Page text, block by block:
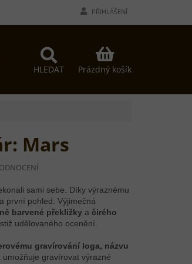
PŘIHLÁŠENÍ
HLEDAT
NÁKUPNÍ
KOŠÍK
Prázdný košík
PROČ MY? KONTAKTY
Mars
sami sebe. Díky výraznému
první pohled. Výjimečná
barvené překližky a čirého
udělovaného ocenění.
gravírování loga, názvu
gravírovat výrazné